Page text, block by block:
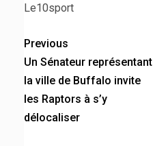
Le10sport
Previous
Un Sénateur représentant
la ville de Buffalo invite
les Raptors à s’y
délocaliser